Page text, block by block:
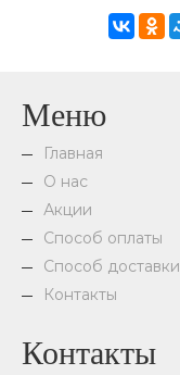
Меню
Главная
О нас
Акции
Способ оплаты
Способ доставки
Контакты
Контакты